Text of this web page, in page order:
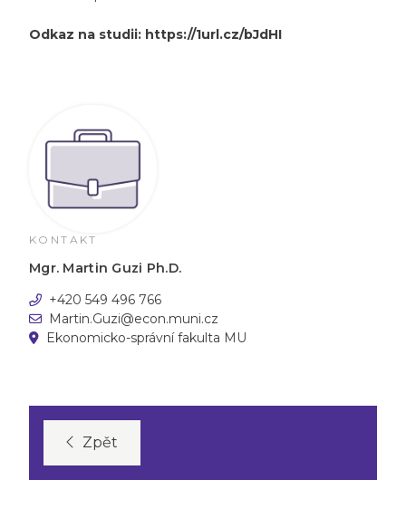
Odkaz na studii: https://1url.cz/bJdHI
KONTAKT
Mgr. Martin Guzi Ph.D.
+420 549 496 766
Martin.Guzi@econ.muni.cz
Ekonomicko-správní fakulta MU
Zpět